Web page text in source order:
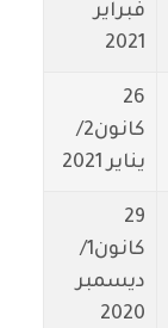
فبراير
2021
26
كانون2/
يناير 2021
29
كانون1/
ديسمبر
2020